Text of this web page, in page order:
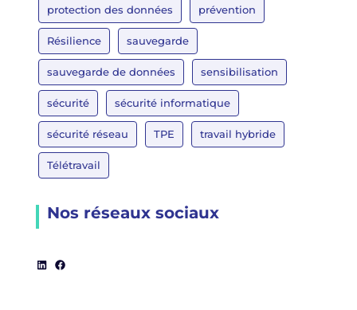
protection des données prévention
Résilience sauvegarde
sauvegarde de données sensibilisation
sécurité sécurité informatique
sécurité réseau TPE travail hybride
Télétravail
Nos réseaux sociaux
LinkedIn
Facebook